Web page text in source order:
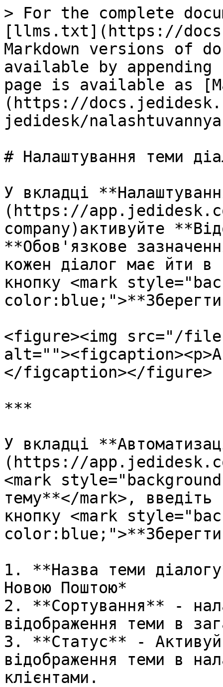
> For the complete
[llms.txt](https://
Markdown versions of
available by
page is available as
(https://
jedidesk/
# Налаштування теми
У вкладці
(https://
company)активуйте
**Обов'язкове
кожен діалог має йти в
кнопку <mark
<figure><img src="/files/
</figcaption></figure>
***
У вкладці
(https://
<mark
тему**</mark>, введіть
кнопку <mark
1. **Назва теми
Новою Поштою*
2. **Сортування** -
відображення теми в
3. **Статус** -
відображення теми в
клієнтами.